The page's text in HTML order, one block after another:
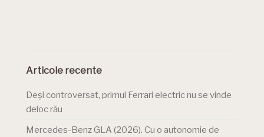
Articole recente
Deși controversat, primul Ferrari electric nu se vinde
deloc rău
Mercedes-Benz GLA (2026). Cu o autonomie de